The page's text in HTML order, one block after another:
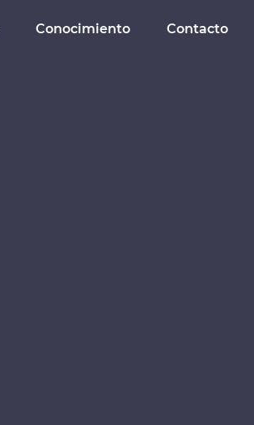
Conocimiento Contacto